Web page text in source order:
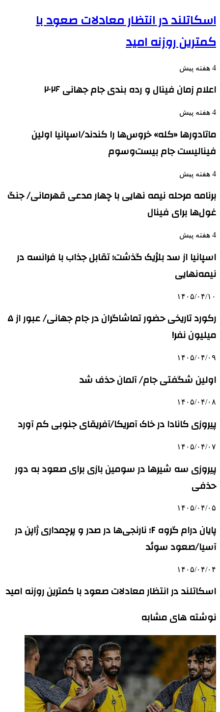
اسکاتلند در انتظار معادلات صعود با
کمترین روزنه امید
4 هفته پیش
اعلام زمان فینال و رده بندی جام جهانی ۲۰۲۶
4 هفته پیش
ماتادورها «کله» خروس‌ها را کندند/اسپانیا اولین
فینالیست جام بیست‌وسوم
4 هفته پیش
برنامه مرحله نیمه نهایی با چهار مدعی قهرمانی/ جنگ
غول‌ها برای فینال
4 هفته پیش
اسپانیا از سد بلژیک گذشت؛ تقابل جذاب با فرانسه در
نیمه‌نهایی
۱۴۰۵/۰۴/۱۰
رکورد تاریخی حضور تماشاگران در جام جهانی/ عبور از ۵
میلیون نفر!
۱۴۰۵/۰۴/۰۹
اولین شگفتی جام/ آلمان حذف شد
۱۴۰۵/۰۴/۰۸
پیروزی کانادا در خاک آمریکا/آفریقای جنوبی کم آورد
۱۴۰۵/۰۴/۰۷
پیروزی سه شیرها در سومین بازی برای صعود به دور
حذفی
۱۴۰۵/۰۴/۰۵
پایان درام گروه F؛ نارنجی‌ها در صدر و پرچمداری ژاپن در
آسیا/صعود سوئد
۱۴۰۵/۰۴/۰۴
اسکاتلند در انتظار معادلات صعود با کمترین روزنه امید
نوشته های مشابه